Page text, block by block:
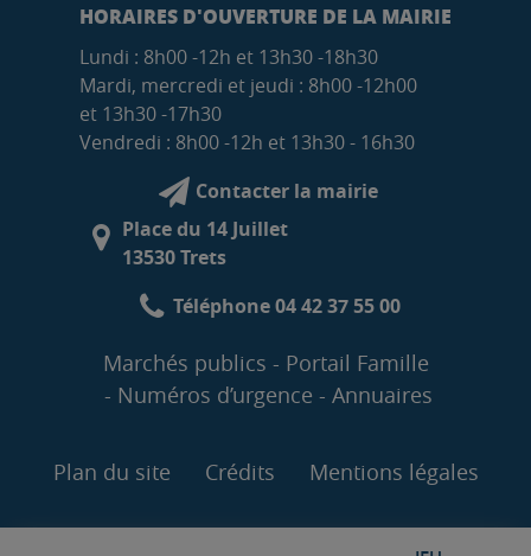
HORAIRES D'OUVERTURE DE LA MAIRIE
Lundi : 8h00 -12h et 13h30 -18h30
Mardi, mercredi et jeudi : 8h00 -12h00
et 13h30 -17h30
Vendredi : 8h00 -12h et 13h30 - 16h30
Contacter la mairie
Place du 14 Juillet
13530 Trets
Téléphone 04 42 37 55 00
Marchés publics
Portail Famille
Numéros d’urgence
Annuaires
Plan du site Crédits Mentions légales